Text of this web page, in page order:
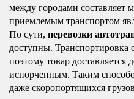
между городами составляет
приемлемым транспортом
По сути, перевозки
доступны. Транспортировка
поэтому товар доставляется
испорченным. Таким
даже скоропортящихся